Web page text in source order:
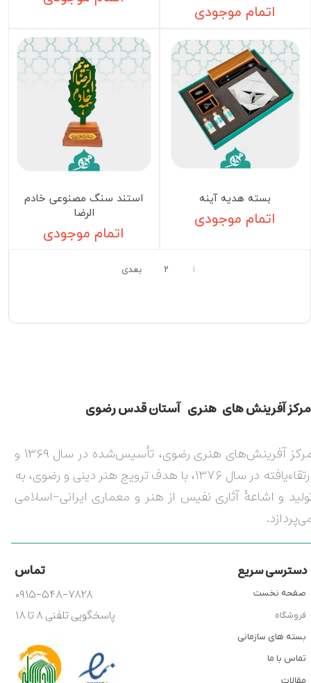
اتمام موجودی
بسته هدیه آینه
اتمام موجودی
استند سنگ مصنوعی خادم
الرضا
اتمام موجودی
۱ ۲ بعدی
مركز آفرينش های هنری آستان قدس رضوی​​​​​​​​​​​​​​
مرکز آفرینش‌های هنری رضوی، تأسیس‌شده در سال ۱۳۶۹ و
ارتقاءیافته در سال ۱۳۷۶، با هدف ترویج هنر دینی و رضوی، به
و اشاعۀ آثاری نفیس از هنر و معماری ایرانی-اسلامی
دسترسی سریع تماس
۰۹۱۵-۵۴۸-۷۸۲۸
پاسخگویی تلفنی ۸ تا ۱۸
صفحه نخست
فروشگاه
بسته های سازمانی
تماس با ما
مقالات